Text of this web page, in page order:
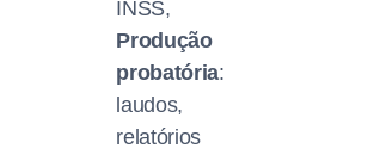
INSS,
Produção
probatória:
laudos,
relatórios